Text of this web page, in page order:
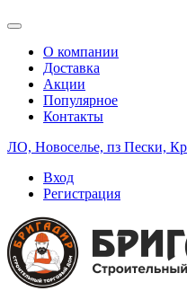
О компании
Доставка
Акции
Популярное
Контакты
ЛО, Новоселье, пз Пески,
Вход
Регистрация